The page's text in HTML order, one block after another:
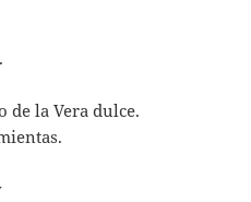
la Vera dulce.